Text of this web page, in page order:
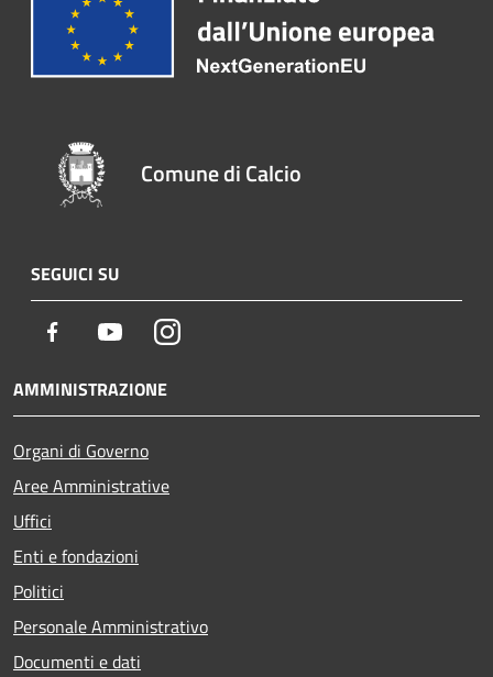
Comune di Calcio
SEGUICI SU
Facebook YoutubeInstagram
AMMINISTRAZIONE
Organi di Governo
Aree Amministrative
Uffici
Enti e fondazioni
Politici
Personale Amministrativo
Documenti e dati